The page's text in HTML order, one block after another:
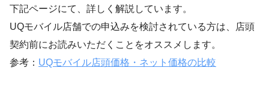
下記ページにて、詳しく解説しています。
UQモバイル店舗での申込みを検討されている方は、店頭
契約前にお読みいただくことをオススメします。
参考： UQモバイル店頭価格・ネット価格の比較